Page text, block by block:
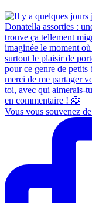
Vous vous souvenez